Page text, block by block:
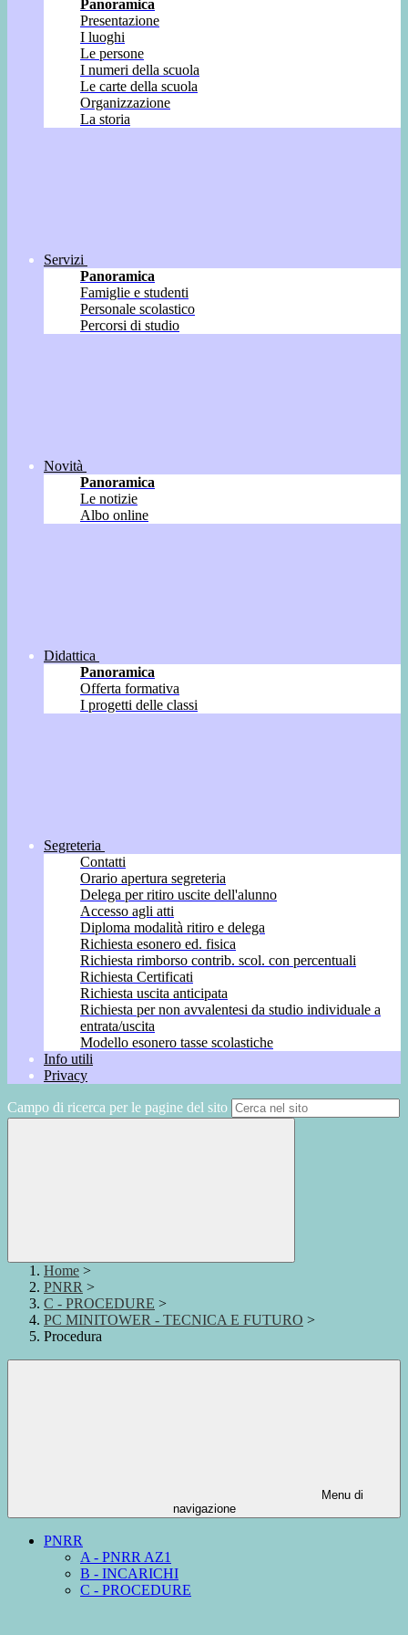
Panoramica
Presentazione
I luoghi
Le persone
I numeri della scuola
Le carte della scuola
Organizzazione
La storia
Servizi
Panoramica
Famiglie e studenti
Personale scolastico
Percorsi di studio
Novità
Panoramica
Le notizie
Albo online
Didattica
Panoramica
Offerta formativa
I progetti delle classi
Segreteria
Contatti
Orario apertura segreteria
Delega per ritiro uscite dell'alunno
Accesso agli atti
Diploma modalità ritiro e delega
Richiesta esonero ed. fisica
Richiesta rimborso contrib. scol. con percentuali
Richiesta Certificati
Richiesta uscita anticipata
Richiesta per non avvalentesi da studio individuale a
entrata/uscita
Modello esonero tasse scolastiche
Info utili
Privacy
Campo di ricerca per le pagine del sito
Home >
PNRR >
C - PROCEDURE >
PC MINITOWER - TECNICA E FUTURO >
Procedura
Menu di
navigazione
PNRR
A - PNRR AZ1
B - INCARICHI
C - PROCEDURE